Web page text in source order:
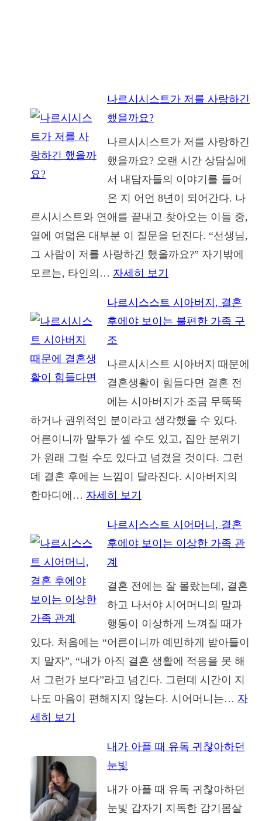
나르시시스트가 저를 사랑하긴
했을까요?
나르시시스트가 저를 사랑하긴
했을까요? 오랜 시간 상담실에
서 내담자들의 이야기를 들어
온 지 어언 8년이 되어간다. 나
르시시스트와 연애를 끝내고 찾아오는 이들 중,
열에 여덟은 대부분 이 질문을 던진다. “선생님,
그 사람이 저를 사랑하긴 했을까요?” 자기밖에
모르는, 타인의… 자세히 보기
르
시
스
트
가
저
를
사
랑
요?
나르시스스트 시아버지, 결혼
후에야 보이는 불편한 가족 구
조
나르시시스트 시아버지 때문에
결혼생활이 힘들다면 결혼 전
에는 시아버지가 조금 무뚝뚝
하거나 권위적인 분이라고 생각했을 수 있다.
어른이니까 말투가 셀 수도 있고, 집안 분위기
가 원래 그럴 수도 있다고 넘겼을 것이다. 그런
데 결혼 후에는 느낌이 달라진다. 시아버지의
한마디에… 자세히 보기
르
시
스
트
시
아
버
지,
결
보
이
나르시스스트 시어머니, 결혼
후에야 보이는 이상한 가족 관
계
결혼 전에는 잘 몰랐는데, 결혼
하고 나서야 시어머니의 말과
행동이 이상하게 느껴질 때가
있다. 처음에는 “어른이니까 예민하게 받아들이
지 말자”, “내가 아직 결혼 생활에 적응을 못 해
서 그런가 보다”라고 넘긴다. 그런데 시간이 지
나도 마음이 편해지지 않는다. 시어머니는… 자
세히 보기
르
스
스
내가 아플 때 유독 귀찮아하던
눈빛
내가 아플 때 유독 귀찮아하던
눈빛 갑자기 지독한 감기몸살